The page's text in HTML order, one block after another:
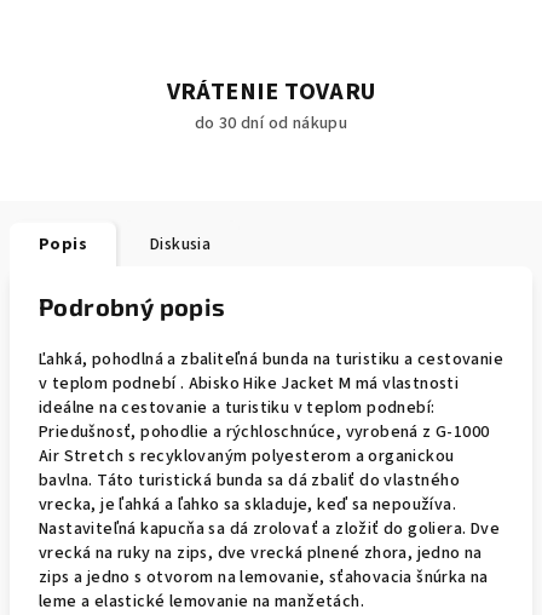
VRÁTENIE TOVARU
do 30 dní od nákupu
Popis Diskusia
Podrobný popis
Ľahká, pohodlná a zbaliteľná bunda na turistiku a cestovanie
v teplom podnebí . Abisko Hike Jacket M má vlastnosti
ideálne na cestovanie a turistiku v teplom podnebí:
Priedušnosť, pohodlie a rýchloschnúce, vyrobená z G-1000
Air Stretch s recyklovaným polyesterom a organickou
bavlna. Táto turistická bunda sa dá zbaliť do vlastného
vrecka, je ľahká a ľahko sa skladuje, keď sa nepoužíva.
Nastaviteľná kapucňa sa dá zrolovať a zložiť do goliera. Dve
vrecká na ruky na zips, dve vrecká plnené zhora, jedno na
zips a jedno s otvorom na lemovanie, sťahovacia šnúrka na
leme a elastické lemovanie na manžetách.